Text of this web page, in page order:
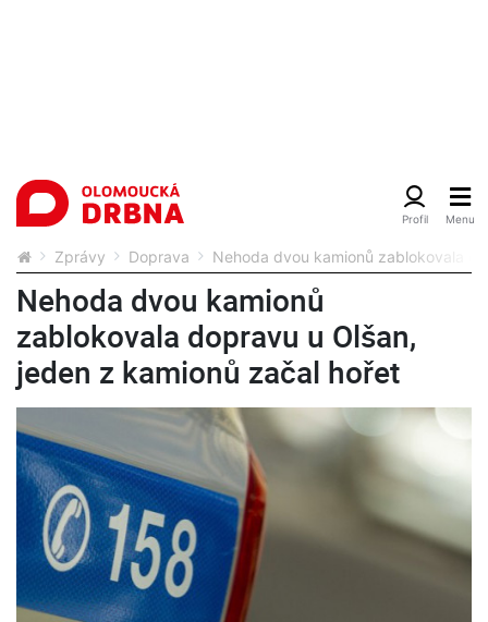
Zprávy Doprava Nehoda dvou kamionů zablokovala
Nehoda dvou kamionů
zablokovala dopravu u Olšan,
jeden z kamionů začal hořet